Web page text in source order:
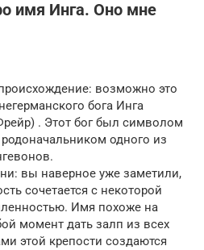
имя Инга. Оно мне
возможно это
бога Инга
. Этот бог был символом
одного из
вы наверное уже заметили,
сочетается с некоторой
Имя похоже на
момент дать залп из всех
этой крепости создаются